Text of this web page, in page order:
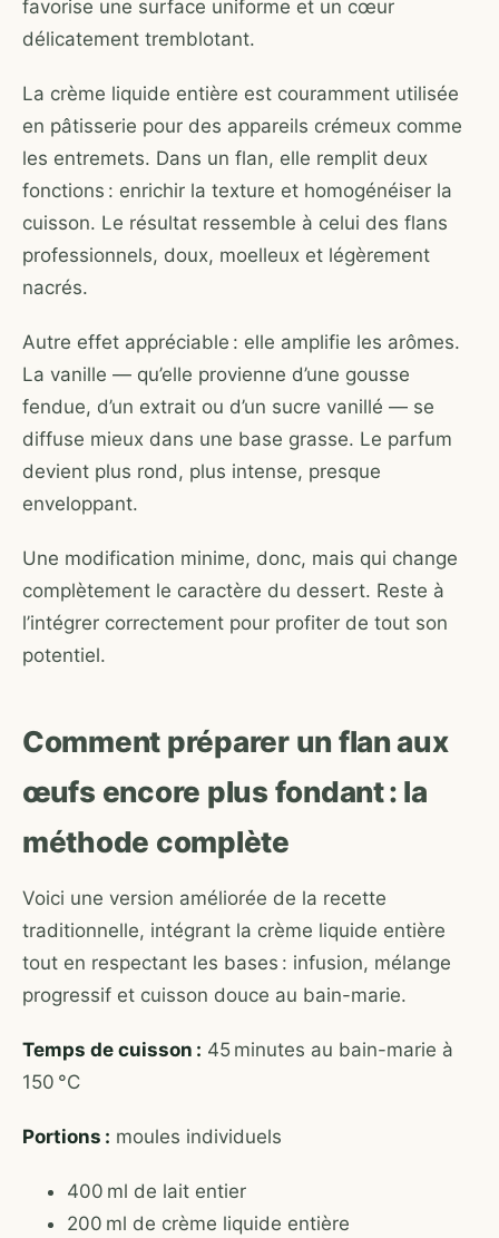
favorise une surface uniforme et un cœur
délicatement tremblotant.
La crème liquide entière est couramment utilisée
en pâtisserie pour des appareils crémeux comme
les entremets. Dans un flan, elle remplit deux
fonctions : enrichir la texture et homogénéiser la
cuisson. Le résultat ressemble à celui des flans
professionnels, doux, moelleux et légèrement
nacrés.
Autre effet appréciable : elle amplifie les arômes.
La vanille — qu’elle provienne d’une gousse
fendue, d’un extrait ou d’un sucre vanillé — se
diffuse mieux dans une base grasse. Le parfum
devient plus rond, plus intense, presque
enveloppant.
Une modification minime, donc, mais qui change
complètement le caractère du dessert. Reste à
l’intégrer correctement pour profiter de tout son
potentiel.
Comment préparer un flan aux
œufs encore plus fondant : la
méthode complète
Voici une version améliorée de la recette
traditionnelle, intégrant la crème liquide entière
tout en respectant les bases : infusion, mélange
progressif et cuisson douce au bain-marie.
Temps de cuisson : 45 minutes au bain-marie à
150 °C
Portions : moules individuels
400 ml de lait entier
200 ml de crème liquide entière